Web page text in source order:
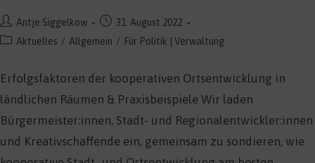
Beitrags-
Autor:
Antje Siggelkow
Beitrag
veröffentlicht:
31. August 2022
Beitrags-
Aktuelles / Allgemein / Für Politik | Verwaltung
Erfolgsfaktoren der kooperativen Ortsentwicklung in
ländlichen Räumen & Praxisbeispiele Wir laden
Bürgermeister:innen, Stadt- und Regionalentwickler:innen
und Kreativschaffende ein, gemeinsam zu sondieren, wie